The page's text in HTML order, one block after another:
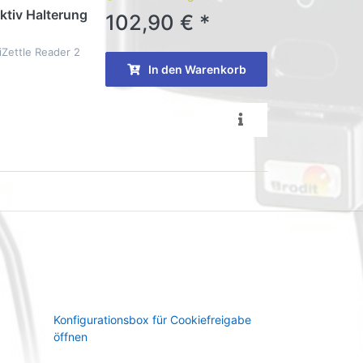
Halterung
Reader 2
102,90 € *
In den Warenkorb
Konfigurationsbox für Cookiefreigabe
öffnen